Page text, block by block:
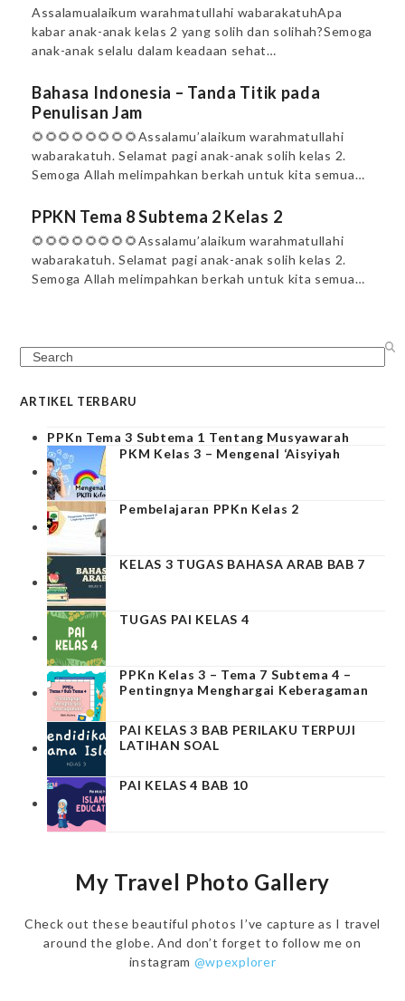
Assalamualaikum warahmatullahi wabarakatuhApa
kabar anak-anak kelas 2 yang solih dan solihah?Semoga
anak-anak selalu dalam keadaan sehat…
Bahasa Indonesia – Tanda Titik pada
Penulisan Jam
🌻🌻🌻🌻🌻🌻🌻🌻Assalamu’alaikum warahmatullahi
wabarakatuh. Selamat pagi anak-anak solih kelas 2.
Semoga Allah melimpahkan berkah untuk kita semua…
PPKN Tema 8 Subtema 2 Kelas 2
🌻🌻🌻🌻🌻🌻🌻🌻Assalamu’alaikum warahmatullahi
wabarakatuh. Selamat pagi anak-anak solih kelas 2.
Semoga Allah melimpahkan berkah untuk kita semua…
Search
ARTIKEL TERBARU
PPKn Tema 3 Subtema 1 Tentang Musyawarah
PKM Kelas 3 – Mengenal ‘Aisyiyah
Pembelajaran PPKn Kelas 2
KELAS 3 TUGAS BAHASA ARAB BAB 7
TUGAS PAI KELAS 4
PPKn Kelas 3 – Tema 7 Subtema 4 –
Pentingnya Menghargai Keberagaman
PAI KELAS 3 BAB PERILAKU TERPUJI
LATIHAN SOAL
PAI KELAS 4 BAB 10
My Travel Photo Gallery
Check out these beautiful photos I’ve capture as I travel
around the globe. And don’t forget to follow me on
instagram @wpexplorer